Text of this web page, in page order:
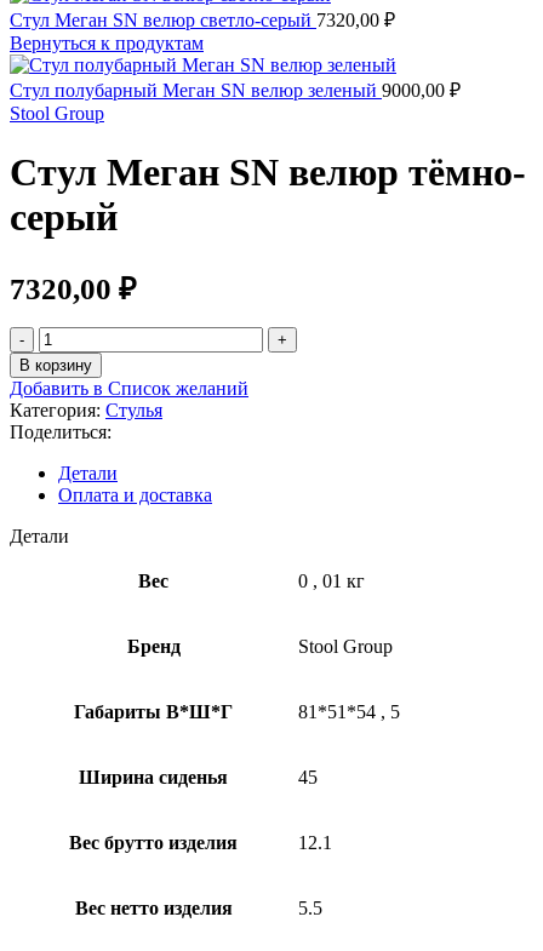
Стул Меган SN велюр светло-серый 7320,00 ₽
Вернуться к продуктам
Стул полубарный Меган SN велюр зеленый 9000,00 ₽
Stool Group
Стул Меган SN велюр тёмно-
серый
7320,00 ₽
В корзину
Добавить в Список желаний
Категория: Стулья
Поделиться:
Детали
Оплата и доставка
Детали
Вес 0 , 01 кг
Бренд Stool Group
Габариты В*Ш*Г 81*51*54 , 5
Ширина сиденья 45
Вес брутто изделия 12.1
Вес нетто изделия 5.5